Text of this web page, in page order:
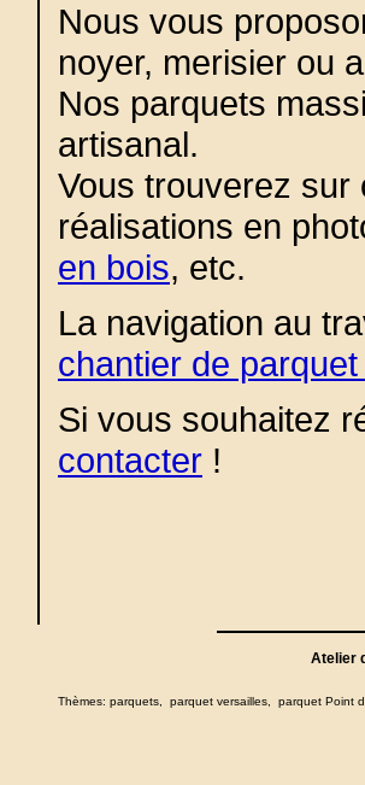
Nous vous
noyer, merisier ou
Nos parquets
artisanal.
Vous trouverez sur
réalisations en
en bois, etc.
La navigation au
chantier de
Si vous souhaitez
contacter !
Atelier
Thèmes: parquets, parquet versailles, parquet Point